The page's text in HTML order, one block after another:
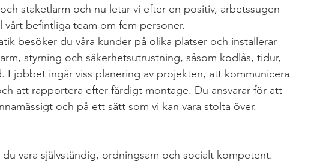
staketlarm och nu letar vi efter en positiv, arbetssugen
befintliga team om fem personer.
besöker du våra kunder på olika platser och installerar
styrning och säkerhetsutrustning, såsom kodlås, tidur,
I jobbet ingår viss planering av projekten, att kommunicera
att rapportera efter färdigt montage. Du ansvarar för att
och på ett sätt som vi kan vara stolta över.
vara självständig, ordningsam och socialt kompetent.